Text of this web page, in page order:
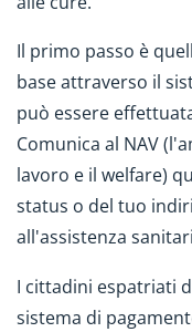
Il primo passo è
base attraverso il
può essere
Comunica al NAV
lavoro e il welfare)
status o del tuo
all'assistenza
I cittadini espatriati
sistema di